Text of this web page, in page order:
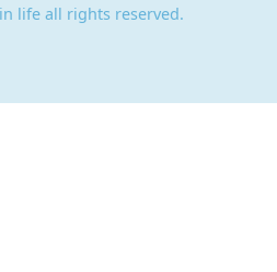
life all rights reserved.